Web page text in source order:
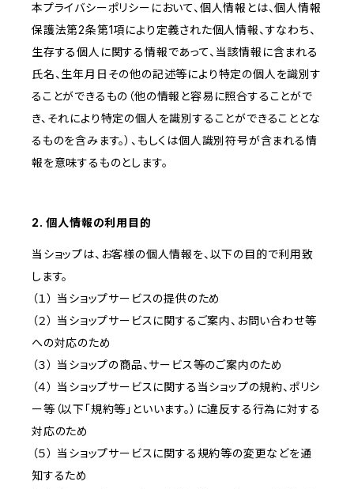
本プライバシーポリシーにおいて、個人情報とは、個人情報
保護法第2条第1項により定義された個人情報、すなわち、
生存する個人に関する情報であって、当該情報に含まれる
氏名、生年月日その他の記述等により特定の個人を識別す
ることができるもの（他の情報と容易に照合することがで
き、それにより特定の個人を識別することができることとな
るものを含みます。）、もしくは個人識別符号が含まれる情
報を意味するものとします。
2. 個人情報の利用目的
当ショップは、お客様の個人情報を、以下の目的で利用致
します。
（１） 当ショップサービスの提供のため
（２） 当ショップサービスに関するご案内、お問い合わせ等
への対応のため
（３） 当ショップの商品、サービス等のご案内のため
（４） 当ショップサービスに関する当ショップの規約、ポリシ
ー等（以下「規約等」といいます。）に違反する行為に対する
対応のため
（５） 当ショップサービスに関する規約等の変更などを通
知するため